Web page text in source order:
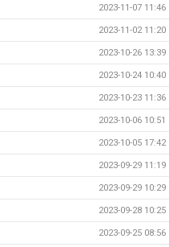
2023-11-07 11:46
2023-11-02 11:20
2023-10-26 13:39
2023-10-24 10:40
2023-10-23 11:36
2023-10-06 10:51
2023-10-05 17:42
2023-09-29 11:19
2023-09-29 10:29
2023-09-28 10:25
2023-09-25 08:56